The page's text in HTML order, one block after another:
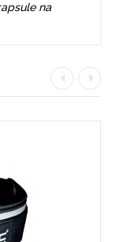
na